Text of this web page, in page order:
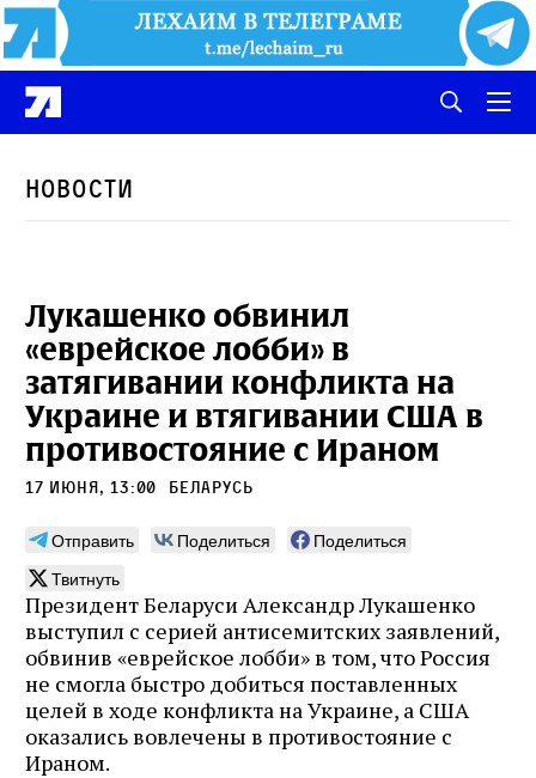
Новости
Лукашенко обвинил
«еврейское лобби» в
затягивании конфликта на
Украине и втягивании США в
противостояние с Ираном
17 июня, 13:00 Беларусь
Отправить Поделиться
Поделиться
Твитнуть
Президент Беларуси Александр Лукашенко
выступил с серией антисемитских заявлений,
обвинив «еврейское лобби» в том, что Россия
не смогла быстро добиться поставленных
целей в ходе конфликта на Украине, а США
оказались вовлечены в противостояние с
Ираном.